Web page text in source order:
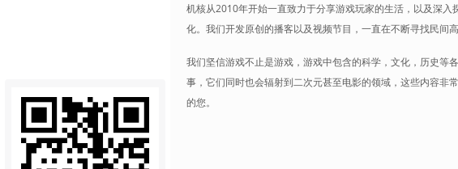
机核从2010年开始一直致力于分享游戏玩家的生活，以及深入
化。我们开发原创的播客以及视频节目，一直在不断寻找民间高
我们坚信游戏不止是游戏，游戏中包含的科学，文化，历史等
事，它们同时也会辐射到二次元甚至电影的领域，这些内容非
的您。